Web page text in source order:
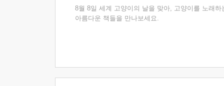
8월 8일 세계 고양이의 날을 맞아, 고양이를 노래하
아름다운 책들을 만나보세요.